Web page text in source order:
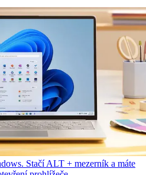
Stačí ALT + mezerník a máte